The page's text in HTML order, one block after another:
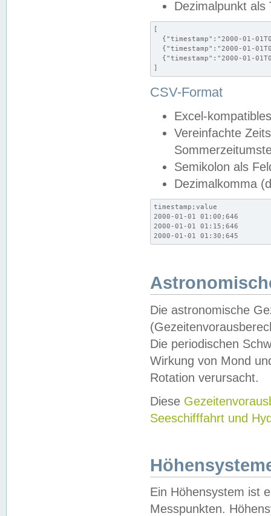
Dezimalpunkt als
[
{"timestamp":"2000-01-
{"timestamp":"2000-01-
{"timestamp":"2000-01-
]
CSV-Format
Excel-
Vereinfachte
Semikolon als
Dezimalkomma
timestamp;value
2000-01-01 01:00;646
2000-01-01 01:15;646
2000-01-01 01:30;645
Die astronomische
Die periodischen
Wirkung von Mond
Rotation verursacht.
Diese
Seeschifffahrt und
Ein Höhensystem ist
Messpunkten.